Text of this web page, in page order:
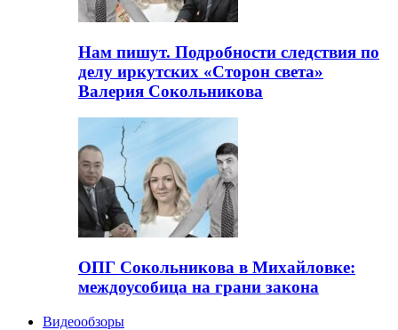
Нам пишут. Подробности следствия по
делу иркутских «Сторон света»
Валерия Сокольникова
ОПГ Сокольникова в Михайловке:
междоусобица на грани закона
Видеообзоры